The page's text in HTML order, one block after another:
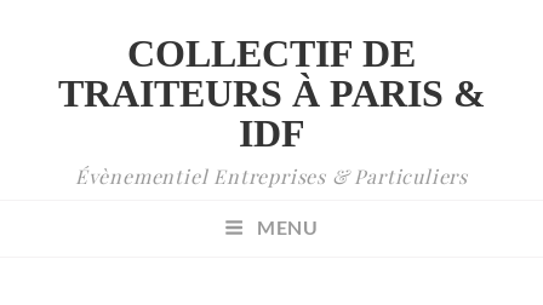
COLLECTIF DE
TRAITEURS À PARIS &
IDF
Évènementiel Entreprises & Particuliers
MENU